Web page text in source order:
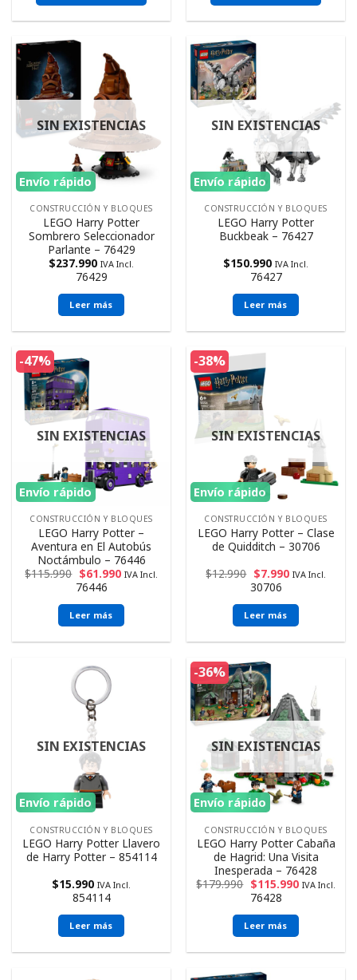
Envío rápido
SIN EXISTENCIAS
CONSTRUCCIÓN Y BLOQUES
LEGO Harry Potter
Sombrero Seleccionador
Parlante – 76429
$237.990 IVA Incl.
76429
Leer más
Envío rápido
SIN EXISTENCIAS
CONSTRUCCIÓN Y BLOQUES
LEGO Harry Potter
Buckbeak – 76427
$150.990 IVA Incl.
76427
Leer más
-47%
Envío rápido
SIN EXISTENCIAS
CONSTRUCCIÓN Y BLOQUES
LEGO Harry Potter –
Aventura en El Autobús
Noctámbulo – 76446
$115.990 $61.990 IVA Incl.
76446
Leer más
-38%
Envío rápido
SIN EXISTENCIAS
CONSTRUCCIÓN Y BLOQUES
LEGO Harry Potter – Clase
de Quidditch – 30706
$12.990 $7.990 IVA Incl.
30706
Leer más
Envío rápido
SIN EXISTENCIAS
CONSTRUCCIÓN Y BLOQUES
LEGO Harry Potter Llavero
de Harry Potter – 854114
$15.990 IVA Incl.
854114
Leer más
-36%
Envío rápido
SIN EXISTENCIAS
CONSTRUCCIÓN Y BLOQUES
LEGO Harry Potter Cabaña
de Hagrid: Una Visita
Inesperada – 76428
$179.990 $115.990 IVA Incl.
76428
Leer más